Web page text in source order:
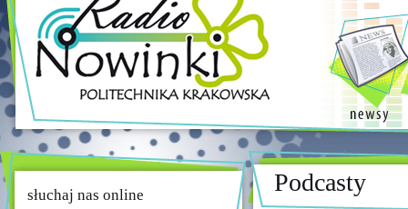
słuchaj nas online Podcasty